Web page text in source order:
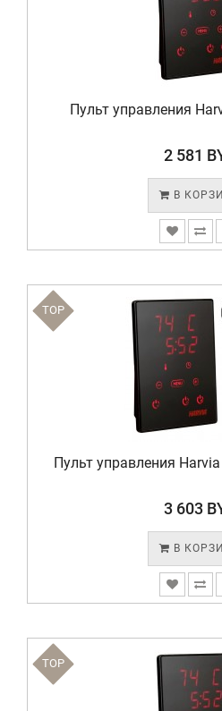
Пульт управления
2 581
В
TOP
Пульт управления
3 603
В
TOP